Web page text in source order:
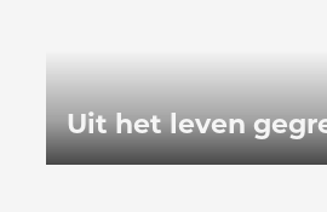
Uit het leven